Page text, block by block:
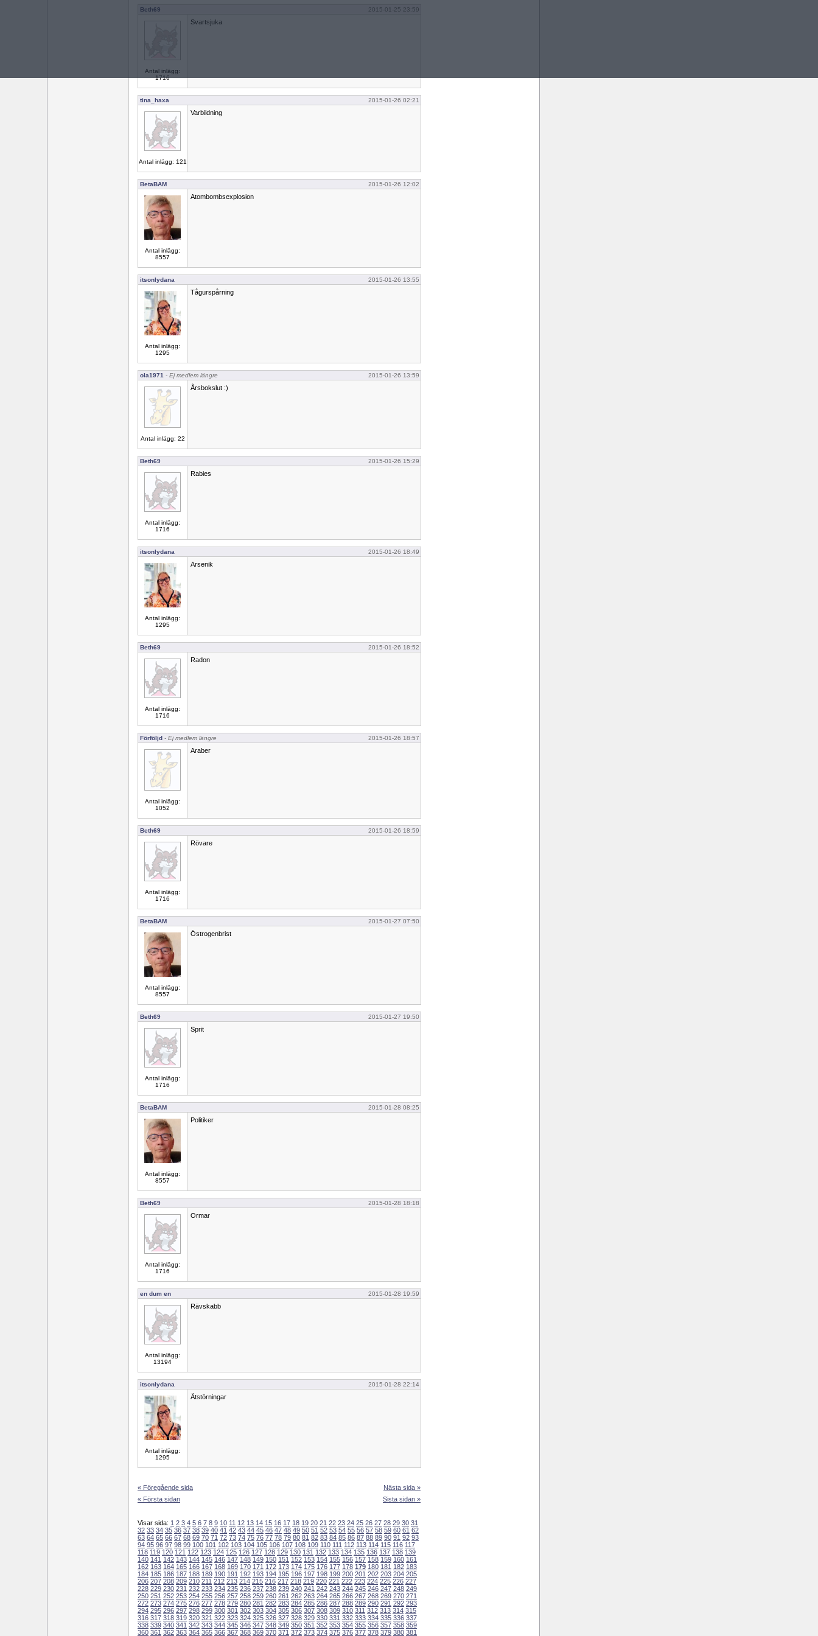
Beth69 2015-01-25 23:59
Antal inlägg:
1716
Svartsjuka
tina_haxa 2015-01-26 02:21
Antal inlägg: 121
Varbildning
BetaBAM 2015-01-26 12:02
Antal inlägg:
8557
Atombombsexplosion
itsonlydana 2015-01-26 13:55
Antal inlägg:
1295
Tågurspårning
ola1971 - Ej medlem längre 2015-01-26 13:59
Antal inlägg: 22
Årsbokslut :)
Beth69 2015-01-26 15:29
Antal inlägg:
1716
Rabies
itsonlydana 2015-01-26 18:49
Antal inlägg:
1295
Arsenik
Beth69 2015-01-26 18:52
Antal inlägg:
1716
Radon
Förföljd - Ej medlem längre 2015-01-26 18:57
Antal inlägg:
1052
Araber
Beth69 2015-01-26 18:59
Antal inlägg:
1716
Rövare
BetaBAM 2015-01-27 07:50
Antal inlägg:
8557
Östrogenbrist
Beth69 2015-01-27 19:50
Antal inlägg:
1716
Sprit
BetaBAM 2015-01-28 08:25
Antal inlägg:
8557
Politiker
Beth69 2015-01-28 18:18
Antal inlägg:
1716
Ormar
en dum en 2015-01-28 19:59
Antal inlägg:
13194
Rävskabb
itsonlydana 2015-01-28 22:14
Antal inlägg:
1295
Ätstörningar
« Föregående sida
« Första sidan
Nästa sida »
Sista sidan »
Visar sida: 1 2 3 4 5 6 7 8 9 10 11 12 13 14 15 16 17 18 19 20 21 22 23 24 25 26 27 28 29 30 31
32 33 34 35 36 37 38 39 40 41 42 43 44 45 46 47 48 49 50 51 52 53 54 55 56 57 58 59 60 61 62
63 64 65 66 67 68 69 70 71 72 73 74 75 76 77 78 79 80 81 82 83 84 85 86 87 88 89 90 91 92 93
94 95 96 97 98 99 100 101 102 103 104 105 106 107 108 109 110 111 112 113 114 115 116 117
118 119 120 121 122 123 124 125 126 127 128 129 130 131 132 133 134 135 136 137 138 139
140 141 142 143 144 145 146 147 148 149 150 151 152 153 154 155 156 157 158 159 160 161
162 163 164 165 166 167 168 169 170 171 172 173 174 175 176 177 178 179 180 181 182 183
184 185 186 187 188 189 190 191 192 193 194 195 196 197 198 199 200 201 202 203 204 205
206 207 208 209 210 211 212 213 214 215 216 217 218 219 220 221 222 223 224 225 226 227
228 229 230 231 232 233 234 235 236 237 238 239 240 241 242 243 244 245 246 247 248 249
250 251 252 253 254 255 256 257 258 259 260 261 262 263 264 265 266 267 268 269 270 271
272 273 274 275 276 277 278 279 280 281 282 283 284 285 286 287 288 289 290 291 292 293
294 295 296 297 298 299 300 301 302 303 304 305 306 307 308 309 310 311 312 313 314 315
316 317 318 319 320 321 322 323 324 325 326 327 328 329 330 331 332 333 334 335 336 337
338 339 340 341 342 343 344 345 346 347 348 349 350 351 352 353 354 355 356 357 358 359
360 361 362 363 364 365 366 367 368 369 370 371 372 373 374 375 376 377 378 379 380 381